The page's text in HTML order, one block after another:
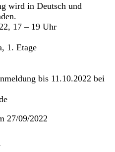
wird in Deutsch und
17 – 19 Uhr
1. Etage
bis 11.10.2022 bei
27/09/2022